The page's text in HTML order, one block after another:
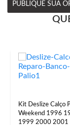
PUBLIQUE SUA
Kit Deslize Calço
Weekend 1996
1999 2000 2001